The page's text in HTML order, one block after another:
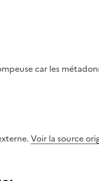
car les
Voir la source